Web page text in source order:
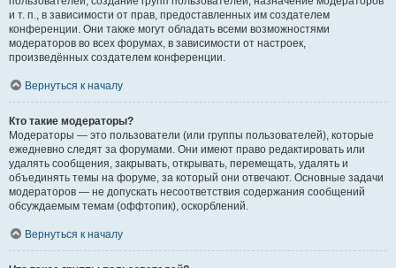
и т. п., в зависимости от прав, предоставленных им создателем
конференции. Они также могут обладать всеми возможностями
модераторов во всех форумах, в зависимости от настроек,
произведённых создателем конференции.
Вернуться к началу
Кто такие модераторы?
Модераторы — это пользователи (или группы пользователей), которые
ежедневно следят за форумами. Они имеют право редактировать или
удалять сообщения, закрывать, открывать, перемещать, удалять и
объединять темы на форуме, за который они отвечают. Основные задачи
модераторов — не допускать несоответствия содержания сообщений
обсуждаемым темам (оффтопик), оскорблений.
Вернуться к началу